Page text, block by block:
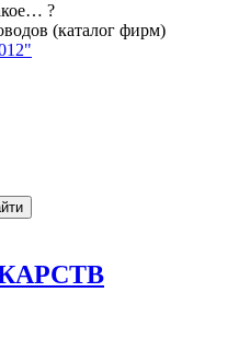
?
(каталог фирм)